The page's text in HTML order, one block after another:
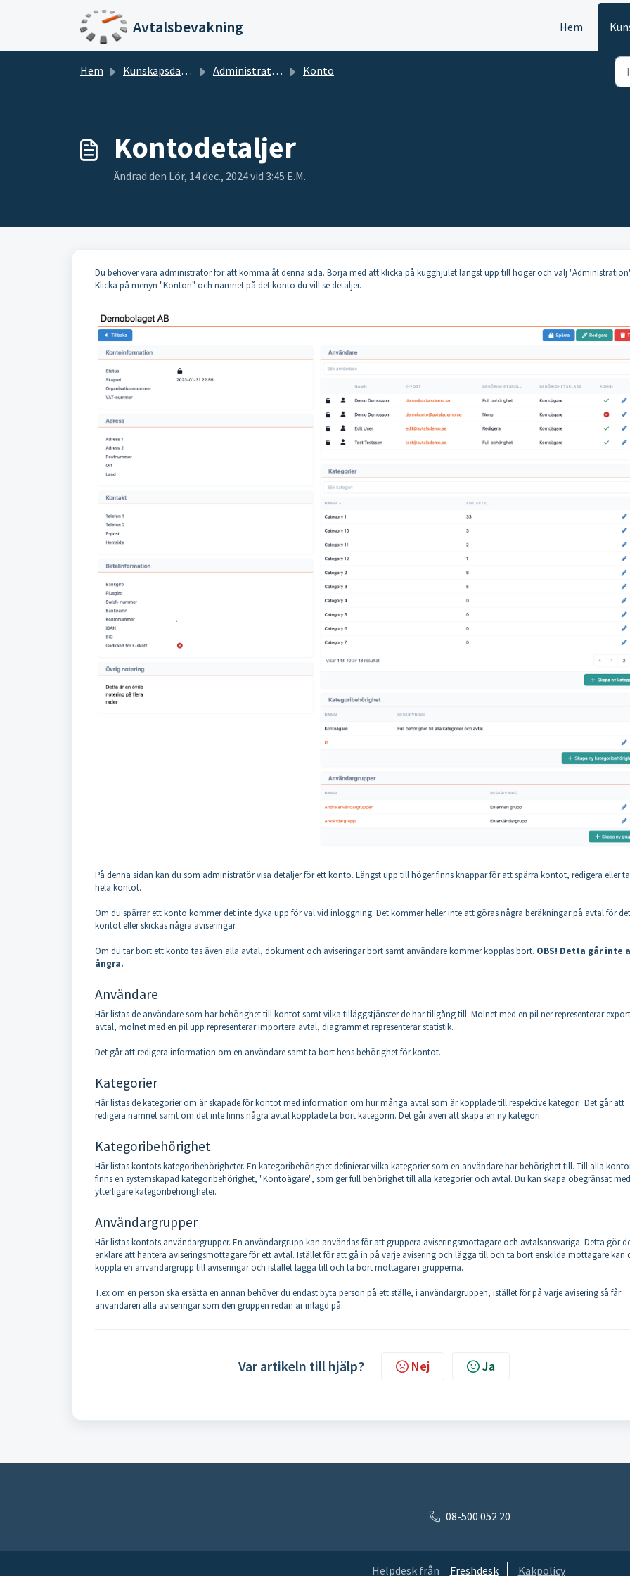
Hoppa över till huvudinnehåll
Avtalsbevakning Hem
Hem Kunskapsdatabas Administration Konto
Kontodetaljer
Ändrad den Lör, 14 dec., 2024 vid 3:45 E.M.
Du behöver vara administratör för att komma åt denna sida. Börja med att klicka på kugghjulet längst upp till höger och välj
Klicka på menyn "Konton" och namnet på det konto du vill se detaljer.
På denna sidan kan du som administratör visa detaljer för ett konto. Längst upp till höger finns knappar för att spärra kontot, redigera eller
hela kontot.
Om du spärrar ett konto kommer det inte dyka upp för val vid inloggning. Det kommer heller inte att göras några beräkningar på avtal för det
kontot eller skickas några aviseringar.
Om du tar bort ett konto tas även alla avtal, dokument och aviseringar bort samt användare kommer kopplas bort. OBS! Detta går inte
ångra.
Användare
Här listas de användare som har behörighet till kontot samt vilka tilläggstjänster de har tillgång till. Molnet med en pil ner representerar
avtal, molnet med en pil upp representerar importera avtal, diagrammet representerar statistik.
Det går att redigera information om en användare samt ta bort hens behörighet för kontot.
Kategorier
Här listas de kategorier om är skapade för kontot med information om hur många avtal som är kopplade till respektive kategori. Det går att
redigera namnet samt om det inte finns några avtal kopplade ta bort kategorin. Det går även att skapa en ny kategori.
Kategoribehörighet
Här listas kontots kategoribehörigheter. En kategoribehörighet definierar vilka kategorier som en användare har behörighet till. Till alla
finns en systemskapad kategoribehörighet, "Kontoägare", som ger full behörighet till alla kategorier och avtal. Du kan skapa obegränsat med
ytterligare kategoribehörigheter.
Användargrupper
Här listas kontots användargrupper. En användargrupp kan användas för att gruppera aviseringsmottagare och avtalsansvariga. Detta gör
enklare att hantera aviseringsmottagare för ett avtal. Istället för att gå in på varje avisering och lägga till och ta bort enskilda mottagare kan
koppla en användargrupp till aviseringar och istället lägga till och ta bort mottagare i grupperna.
T.ex om en person ska ersätta en annan behöver du endast byta person på ett ställe, i användargruppen, istället för på varje avisering så får
användaren alla aviseringar som den gruppen redan är inlagd på.
Var artikeln till hjälp? Nej Ja
08-500 052 20
Helpdesk från Freshdesk Kakpolicy